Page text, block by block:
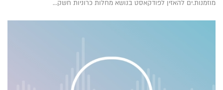
מוזמנות.ים להאזין לפודקאסט בנושא מחלות כרוניות חשק...